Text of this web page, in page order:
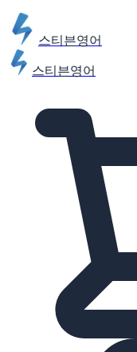
스티븐영어
스티븐영어